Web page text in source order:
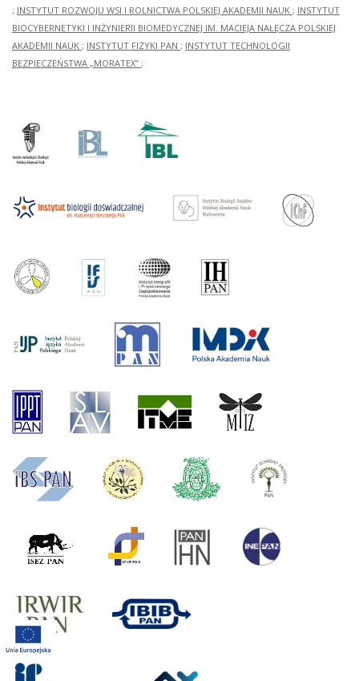
; INSTYTUT ROZWOJU WSI I ROLNICTWA POLSKIEJ AKADEMII NAUK ; INSTYTUT
BIOCYBERNETYKI I INŻYNIERII BIOMEDYCZNEJ IM. MACIEJA NAŁĘCZA POLSKIEJ
AKADEMII NAUK ; INSTYTUT FIZYKI PAN ; INSTYTUT TECHNOLOGII
BEZPIECZEŃSTWA „MORATEX” ;